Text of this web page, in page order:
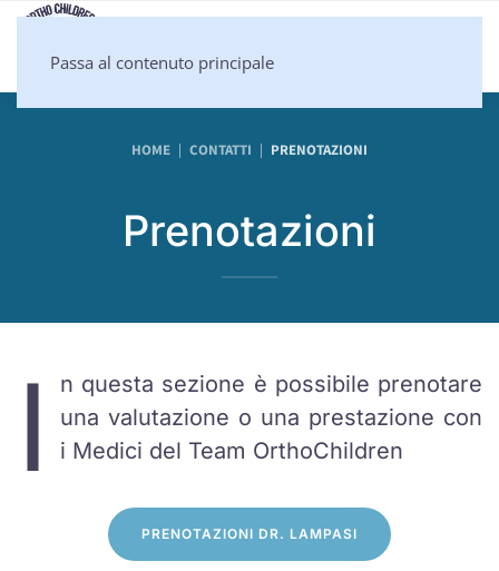
Passa al contenuto principale
HOME CONTATTI PRENOTAZIONI
Prenotazioni
I
n questa sezione è possibile prenotare
una valutazione o una prestazione con
i Medici del Team OrthoChildren
PRENOTAZIONI DR. LAMPASI